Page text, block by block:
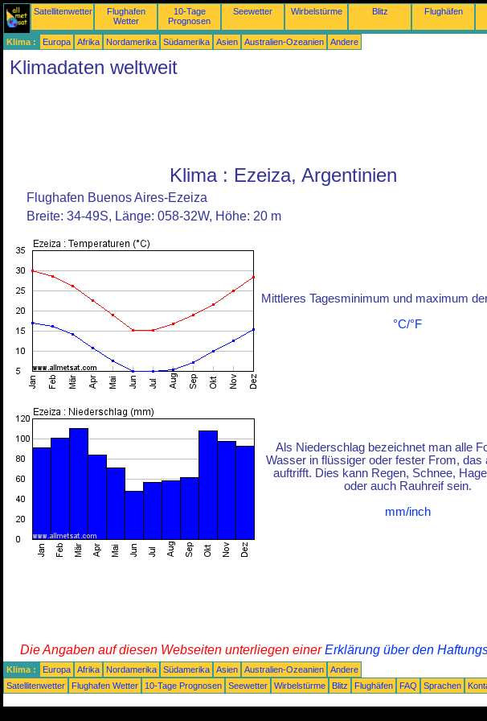
Satellitenwetter
Flughafen
Wetter
10-Tage
Prognosen
Seewetter Wirbelstürme Blitz Flughäfen
Klima : Europa Afrika Nordamerika Südamerika Asien Australien-Ozeanien Andere
Klimadaten weltweit
Klima : Ezeiza, Argentinien
Flughafen Buenos Aires-Ezeiza
Breite: 34-49S, Länge: 058-32W, Höhe: 20 m
Mittleres Tagesminimum und maximum
°C/°F
Als Niederschlag bezeichnet man alle
Wasser in flüssiger oder fester From, das
auftrifft. Dies kann Regen, Schnee,
oder auch Rauhreif sein.
mm/inch
Die Angaben auf diesen Webseiten unterliegen einerErklärung über den
Klima : Europa Afrika Nordamerika Südamerika Asien Australien-Ozeanien
Andere
Satellitenwetter
Flughafen Wetter 10-Tage Prognosen Seewetter Wirbelstürme Blitz Flughäfen FAQ Sprachen